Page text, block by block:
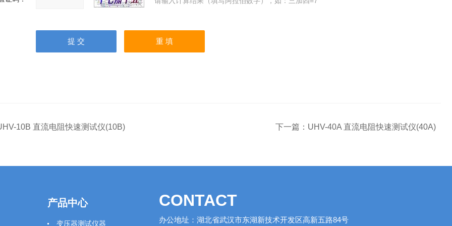
10B 直流电阻快速测试仪(10B) 下一篇： UHV-40A 直流电阻快速测试仪(40A)
产品中心
变压器测试仪器
CONTACT
办公地址：湖北省武汉市东湖新技术开发区高新五路84号